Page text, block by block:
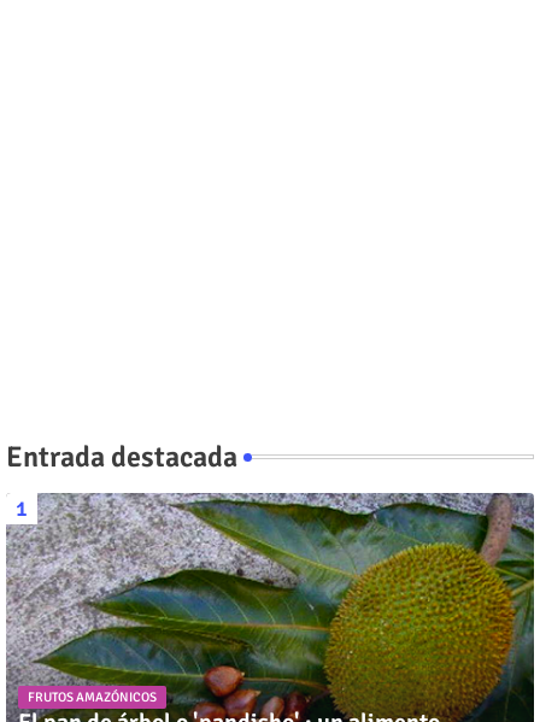
Entrada destacada
FRUTOS AMAZÓNICOS